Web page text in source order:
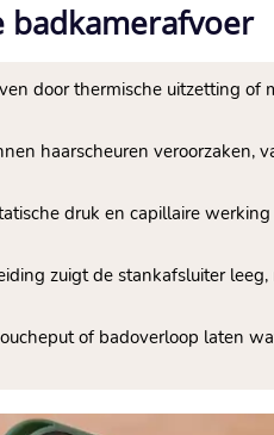
badkamerafvoer
door thermische uitzetting of
haarscheuren veroorzaken,
druk en capillaire
zuigt de stankafsluiter
of badoverloop laten